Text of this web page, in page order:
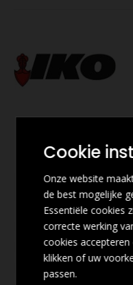
Cookie
Onze website
de best mogelijke
Essentiële cookies
correcte werking
cookies
klikken of uw
passen.